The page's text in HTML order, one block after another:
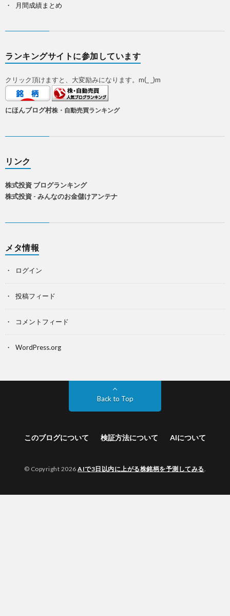
月間成績まとめ
ランキングサイトに参加しています
クリック頂けますと、大変励みになります。m(_ _)m
にほんブログ村株・自動売買ランキング
リンク
株式投資 ブログランキング
株式投資 - みんなのお金儲けアンテナ
メタ情報
ログイン
投稿フィード
コメントフィード
WordPress.org
Back to Top
このブログについて 検証方法について AIについて
© Copyright 2026AIで3日以内に上がる株銘柄を予測してみる.